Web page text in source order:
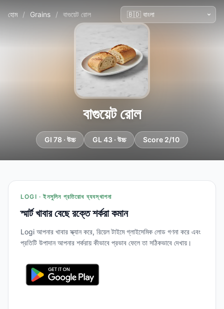
হোম / Grains / বাগুয়েট রোল
বাগুয়েট রোল
GI 78 · উচ্চ GL 43 · উচ্চ Score 2/10
LOGI · ইনসুলিন প্রতিরোধ ব্যবস্থাপনা
স্মার্ট খাবার বেছে রক্তে শর্করা কমান
Logi আপনার খাবার স্ক্যান করে, রিয়েল টাইমে গ্লাইসেমিক লোড গণনা করে এবং
প্রতিটি উপাদান আপনার শর্করায় কীভাবে প্রভাব ফেলে তা সঠিকভাবে দেখায়।